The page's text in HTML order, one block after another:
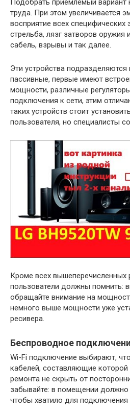
Подобрать приемлемый вариант
труда. При этом увеличивается
восприятие всех
стрельба, лязг затворов
сабель, взрывы и так далее.
Эти устройства подразделяются
пассивные, первые имеют
мощности, различные
подключения к сети, этим
таких устройств стоит
пользователя, но специалисты
Кроме всех вышеперечисленных
пользователи должны помнить:
обращайте внимание на
немного выше мощности уже
ресивера.
Беспроводное
Wi-Fi подключение выбирают,
кабелей, составляющие которой
ремонта не скрыть от
забывайте: в помещении должно
чтобы хватило для подключения